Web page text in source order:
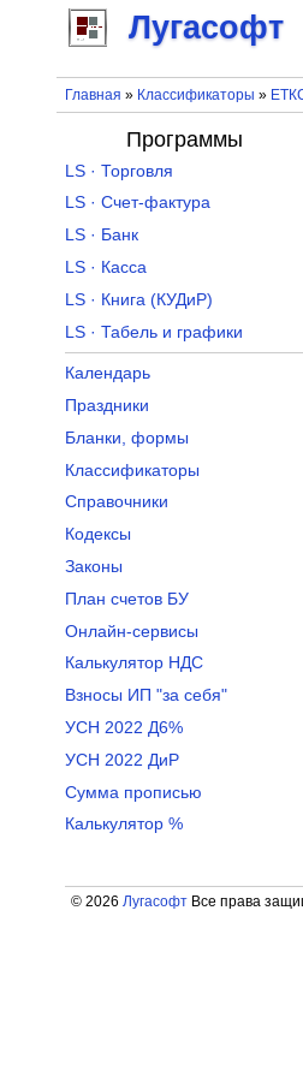
Лугасофт
Главная » Классификаторы »
Программы
LS · Торговля
LS · Счет-фактура
LS · Банк
LS · Касса
LS · Книга (КУДиР)
LS · Табель и графики
Календарь
Праздники
Бланки, формы
Классификаторы
Справочники
Кодексы
Законы
План счетов БУ
Онлайн-сервисы
Калькулятор НДС
Взносы ИП "за себя"
УСН 2022 Д6%
УСН 2022 ДиР
Сумма прописью
Калькулятор %
© 2026 ЛугасофтВсе права